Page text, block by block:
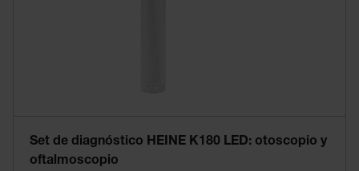
Set de diagnóstico HEINE K180 LED: otoscopio y
oftalmoscopio